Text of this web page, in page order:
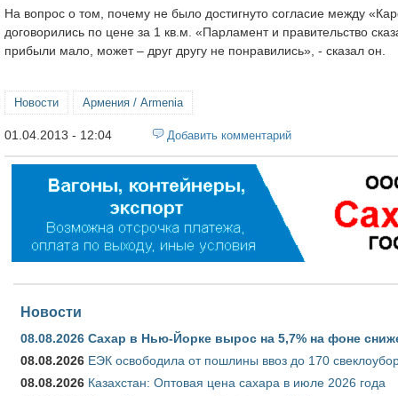
На вопрос о том, почему не было достигнуто согласие между
договорились по цене за 1 кв.м. «Парламент и правительство
прибыли мало, может – друг другу не понравились», - сказал он.
Новости Армения / Armenia
01.04.2013 - 12:04 Добавить комментарий
Новости
08.08.2026 Сахар в Нью-Йорке вырос на 5,7% на фоне
08.08.2026 ЕЭК освободила от пошлины ввоз до 170
08.08.2026 Казахстан: Оптовая цена сахара в июле 2026 года